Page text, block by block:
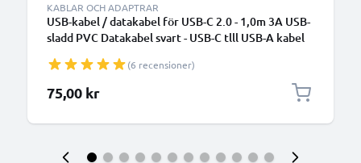
KABLAR OCH ADAPTRAR
USB-kabel / datakabel för USB-C 2.0 - 1,0m 3A USB-
sladd PVC Datakabel svart - USB-C tlll USB-A kabel
(6 recensioner)
75,00 kr